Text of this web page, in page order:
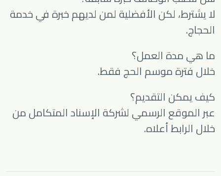
لا يشترط، لكن الأفضلية لمن لديهم خبرة في خدمة
الحجاج.
ما هي مدة العمل؟
خلال فترة موسم الحج فقط.
كيف يمكن التقديم؟
عبر الموقع الرسمي لشركة الإسناد المتكامل من
خلال الرابط أعلاه.